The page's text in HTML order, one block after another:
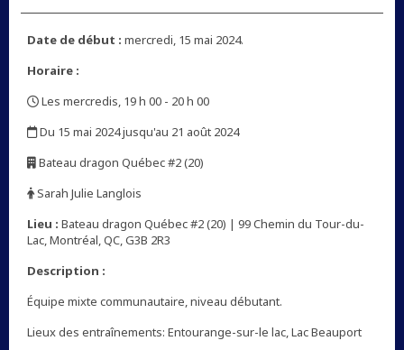
Date de début : mercredi, 15 mai 2024.
Horaire :
Les mercredis, 19 h 00 - 20 h 00
Du 15 mai 2024 jusqu'au 21 août 2024
Bateau dragon Québec #2 (20)
Sarah Julie Langlois
Lieu : Bateau dragon Québec #2 (20) | 99 Chemin du Tour-du-
Lac, Montréal, QC, G3B 2R3
Description :
Équipe mixte communautaire, niveau débutant.
Lieux des entraînements: Entourange-sur-le lac, Lac Beauport